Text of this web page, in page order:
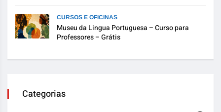
CURSOS E OFICINAS
Museu da Lingua Portuguesa – Curso para
Professores – Grátis
Categorias